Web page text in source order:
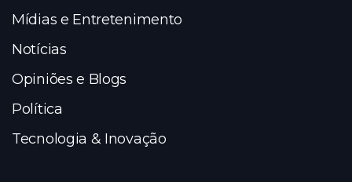
Mídias e Entretenimento
Notícias
Opiniões e Blogs
Política
Tecnologia & Inovação